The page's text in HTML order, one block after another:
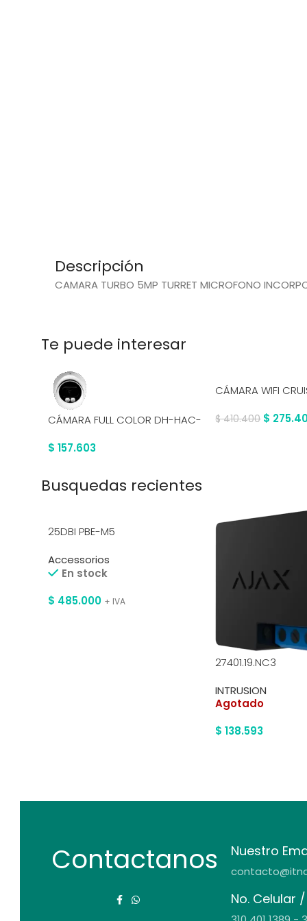
Descripción
CAMARA TURBO 5MP TURRET MICROFONO
Te puede interesar
CÁMARA FULL COLOR DH-HAC-
$ 157.603
CÁMARA WIFI
$410.400 $
Busquedas recientes
25DBI PBE-M5
Accessorios
En stock
$ 485.000 + IVA
27401.19.NC3
INTRUSION
Agotado
$ 138.593
Contactanos Nuestro
No. Celular